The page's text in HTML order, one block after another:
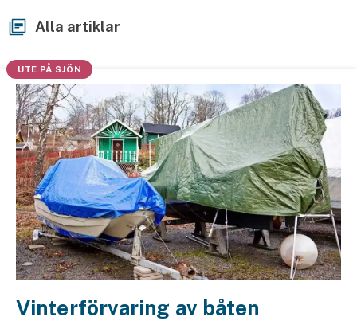
Hundförsäkring
Jakthundsförsäkring
Kattförsäkring
Djurförsäkring
Hem & hus
Hemförsäkring
Villaförsäkring
Alla artiklar
UTE PÅ SJÖN
Vinterförvaring av båten